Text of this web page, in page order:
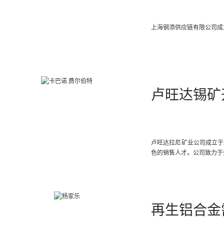
上海钢添供应链有限公司
卢旺达锡
卢旺达拉尼矿业公司成立
色的销售人才。公司致力
再生铝合